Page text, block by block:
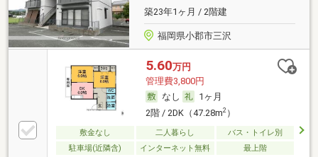
築23年1ヶ月 / 2階建
福岡県小郡市三沢
5.60万円
管理費3,800円
なし
1ヶ月
2階 / 2DK（47.28m2）
敷金なし 二人暮らし
バス・トイレ別
駐車場(近隣含)
インターネット無料 最上階